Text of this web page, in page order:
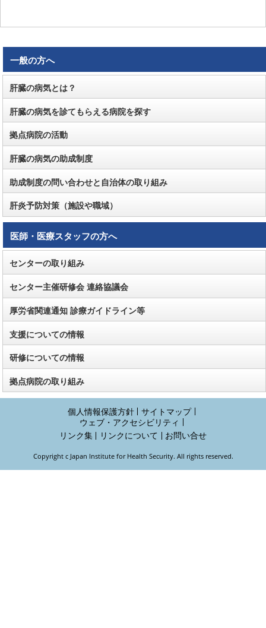
一般の方へ
肝臓の病気とは？
肝臓の病気を診てもらえる病院を探す
拠点病院の活動
肝臓の病気の助成制度
助成制度の問い合わせと自治体の取り組み
肝炎予防対策（施設や職域）
医師・医療スタッフの方へ
センターの取り組み
センター主催研修会 連絡協議会
厚労省関連通知 診療ガイドライン等
支援についての情報
研修についての情報
拠点病院の取り組み
個人情報保護方針
サイトマップ
ウェブ・アクセシビリティ
リンク集
リンクについて お問い合せ
Copyright c Japan Institute for Health Security. All rights reserved.